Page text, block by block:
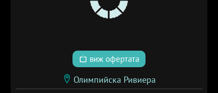
виж офертата
Олимпийска Ривиера